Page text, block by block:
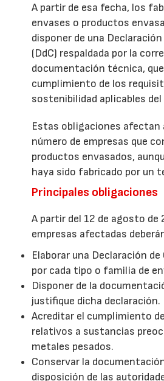
A partir de esa fecha, los
envases o productos
disponer de una
(DdC) respaldada por la
documentación técnica,
cumplimiento de los
sostenibilidad aplicables
Estas obligaciones afectan
número de empresas que
productos envasados,
haya sido fabricado por un
Principales obligaciones
A partir del 12 de agosto de
empresas afectadas
Elaborar una Declaración
por cada tipo o familia de
Disponer de la
justifique dicha declaración.
Acreditar el cumplimiento
relativos a sustancias
metales pesados.
Conservar la
disposición de las